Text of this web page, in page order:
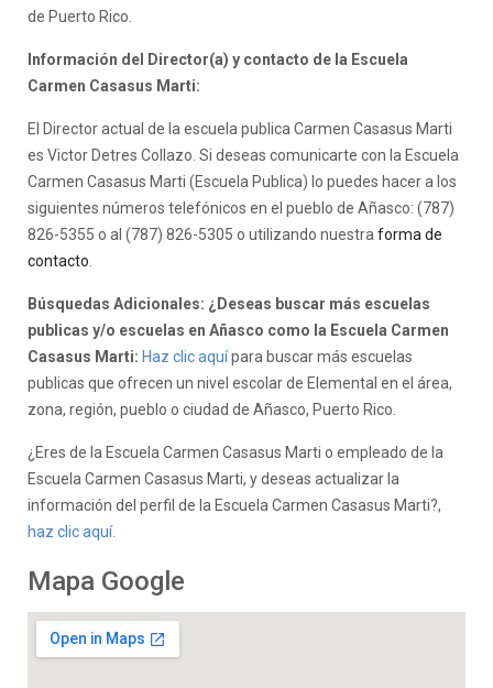
de Puerto Rico.
Información del Director(a) y contacto de la Escuela
Carmen Casasus Marti:
El Director actual de la escuela publica Carmen Casasus Marti
es Victor Detres Collazo. Si deseas comunicarte con la Escuela
Carmen Casasus Marti (Escuela Publica) lo puedes hacer a los
siguientes números telefónicos en el pueblo de Añasco: (787)
826-5355 o al (787) 826-5305 o utilizando nuestra forma de
contacto
Búsquedas Adicionales: ¿Deseas buscar más escuelas
publicas y/o escuelas en Añasco como la Escuela Carmen
Casasus Marti: Haz clic aquípara buscar más escuelas
publicas que ofrecen un nivel escolar de Elemental en el área,
zona, región, pueblo o ciudad de Añasco, Puerto Rico.
¿Eres de la Escuela Carmen Casasus Marti o empleado de la
Escuela Carmen Casasus Marti, y deseas actualizar la
información del perfil de la Escuela Carmen Casasus Marti?,
haz clic aquí.
Mapa Google